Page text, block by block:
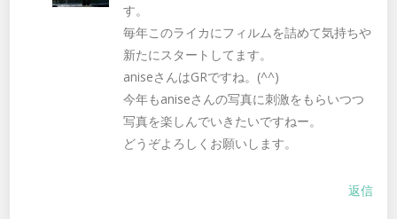
す。
毎年このライカにフィルムを詰めて気持ちや
新たにスタートしてます。
aniseさんはGRですね。(^^)
今年もaniseさんの写真に刺激をもらいつつ
写真を楽しんでいきたいですねー。
どうぞよろしくお願いします。
返信